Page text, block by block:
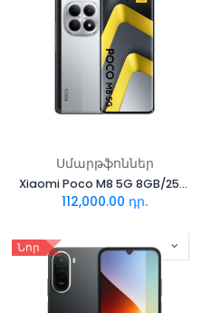
Սմարթֆոններ
Xiaomi Poco M8 5G 8GB/256GB Silver
112,000.00 դր.
Նոր